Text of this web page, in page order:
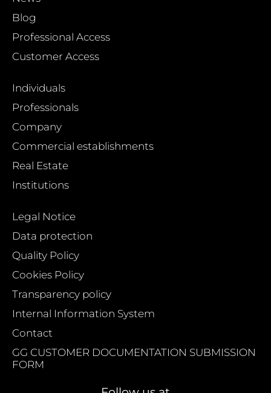
Blog
Professional Access
Customer Access
Individuals
Professionals
Company
Commercial establishments
Real Estate
Institutions
Legal Notice
Data protection
Quality Policy
Cookies Policy
Transparency policy
Internal Information System
Contact
GG CUSTOMER DOCUMENTATION SUBMISSION
FORM